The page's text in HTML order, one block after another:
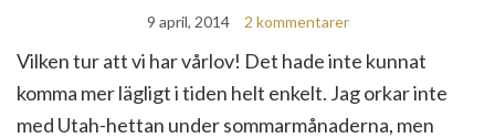
9 april, 2014 2 kommentarer
Vilken tur att vi har vårlov! Det hade inte kunnat
komma mer lägligt i tiden helt enkelt. Jag orkar inte
med Utah-hettan under sommarmånaderna, men